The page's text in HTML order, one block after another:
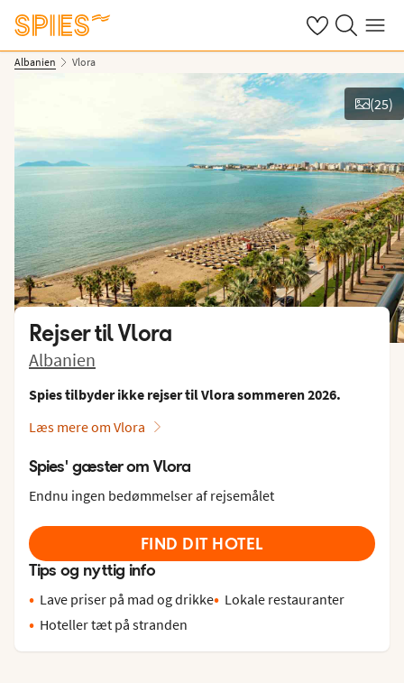
Se dine gemte
Søg påMenu
Albanien Vlora
(25)
Rejser tilVlora
Albanien
Spies tilbyder ikke rejser til Vlora sommeren 2026.
Læs mere om Vlora
Spies' gæster om Vlora
Endnu ingen bedømmelser af rejsemålet
FIND DIT HOTEL
Tips og nyttig info
Lave priser på mad og drikke
Lokale restauranter
Hoteller tæt på stranden